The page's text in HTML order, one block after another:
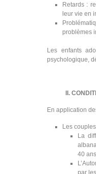
Retards :
leur vie en
problèmes
Les enfants
psychologique,
II.
En application
Les
La
40